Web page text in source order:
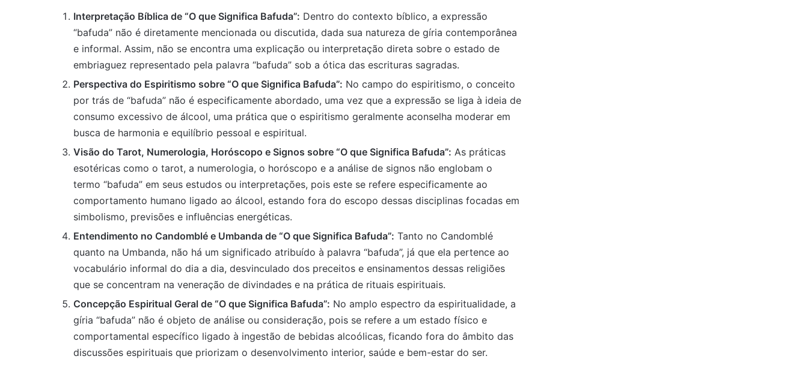
Interpretação Bíblica de “O que Significa Bafuda”: Dentro do contexto bíblico, a expressão
“bafuda” não é diretamente mencionada ou discutida, dada sua natureza de gíria contemporânea
e informal. Assim, não se encontra uma explicação ou interpretação direta sobre o estado de
embriaguez representado pela palavra “bafuda” sob a ótica das escrituras sagradas.
Perspectiva do Espiritismo sobre “O que Significa Bafuda”: No campo do espiritismo, o conceito
por trás de “bafuda” não é especificamente abordado, uma vez que a expressão se liga à ideia de
consumo excessivo de álcool, uma prática que o espiritismo geralmente aconselha moderar em
busca de harmonia e equilíbrio pessoal e espiritual.
Visão do Tarot, Numerologia, Horóscopo e Signos sobre “O que Significa Bafuda”: As práticas
esotéricas como o tarot, a numerologia, o horóscopo e a análise de signos não englobam o
termo “bafuda” em seus estudos ou interpretações, pois este se refere especificamente ao
comportamento humano ligado ao álcool, estando fora do escopo dessas disciplinas focadas em
simbolismo, previsões e influências energéticas.
Entendimento no Candomblé e Umbanda de “O que Significa Bafuda”: Tanto no Candomblé
quanto na Umbanda, não há um significado atribuído à palavra “bafuda”, já que ela pertence ao
vocabulário informal do dia a dia, desvinculado dos preceitos e ensinamentos dessas religiões
que se concentram na veneração de divindades e na prática de rituais espirituais.
Concepção Espiritual Geral de “O que Significa Bafuda”: No amplo espectro da espiritualidade, a
gíria “bafuda” não é objeto de análise ou consideração, pois se refere a um estado físico e
comportamental específico ligado à ingestão de bebidas alcoólicas, ficando fora do âmbito das
discussões espirituais que priorizam o desenvolvimento interior, saúde e bem-estar do ser.